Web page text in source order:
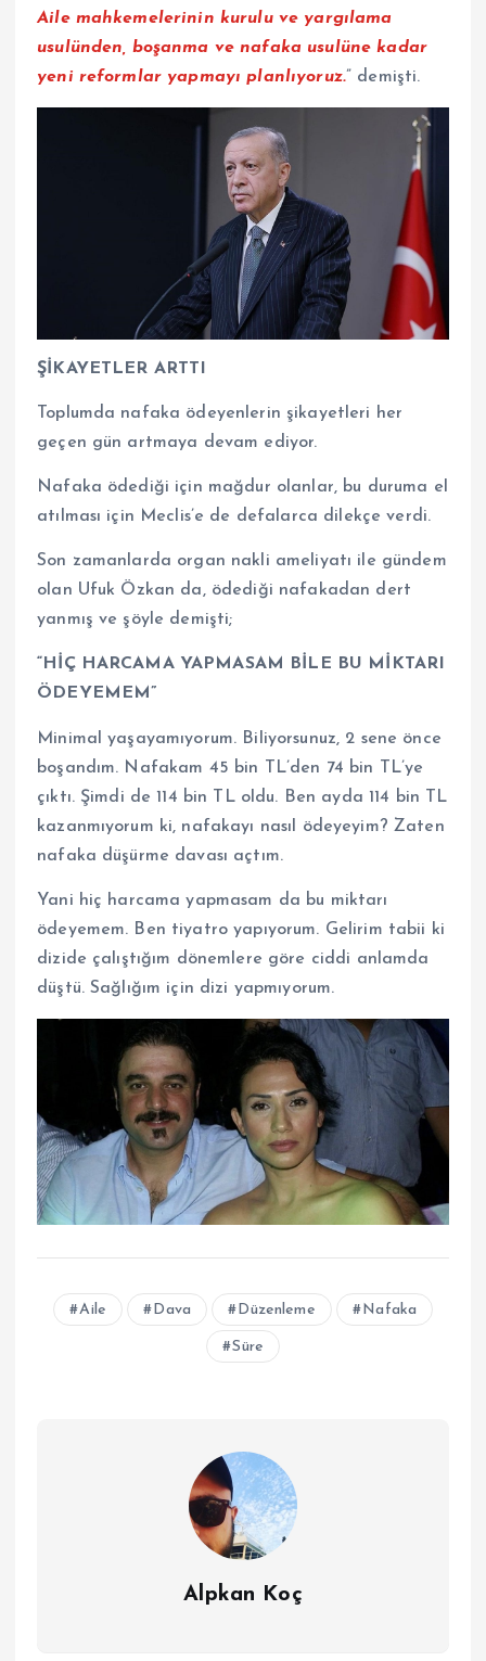
Aile mahkemelerinin kurulu ve yargılama
usulünden, boşanma ve nafaka usulüne kadar
yeni reformlar yapmayı planlıyoruz.” demişti.
ŞİKAYETLER ARTTI
Toplumda nafaka ödeyenlerin şikayetleri her
geçen gün artmaya devam ediyor.
Nafaka ödediği için mağdur olanlar, bu duruma el
atılması için Meclis’e de defalarca dilekçe verdi.
Son zamanlarda organ nakli ameliyatı ile gündem
olan Ufuk Özkan da, ödediği nafakadan dert
yanmış ve şöyle demişti;
“HİÇ HARCAMA YAPMASAM BİLE BU MİKTARI
ÖDEYEMEM”
Minimal yaşayamıyorum. Biliyorsunuz, 2 sene önce
boşandım. Nafakam 45 bin TL’den 74 bin TL’ye
çıktı. Şimdi de 114 bin TL oldu. Ben ayda 114 bin TL
kazanmıyorum ki, nafakayı nasıl ödeyeyim? Zaten
nafaka düşürme davası açtım.
Yani hiç harcama yapmasam da bu miktarı
ödeyemem. Ben tiyatro yapıyorum. Gelirim tabii ki
dizide çalıştığım dönemlere göre ciddi anlamda
düştü. Sağlığım için dizi yapmıyorum.
Aile Dava Düzenleme Nafaka
Süre
Alpkan Koç